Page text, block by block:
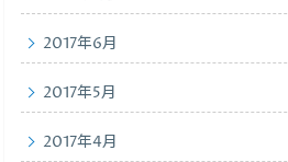
2017年6月
2017年5月
2017年4月